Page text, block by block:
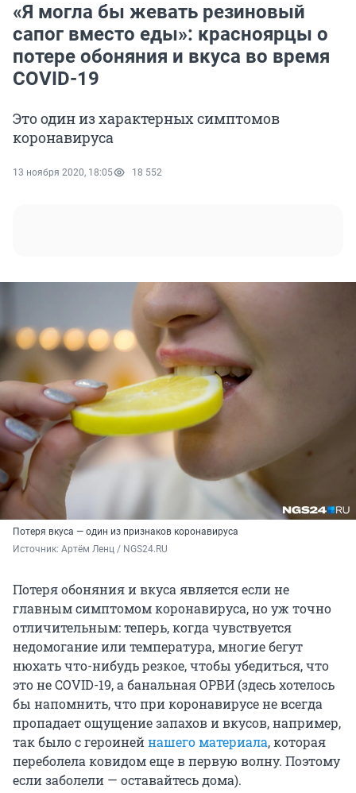
«Я могла бы жевать резиновый
сапог вместо еды»: красноярцы о
потере обоняния и вкуса во время
COVID-19
Это один из характерных симптомов
коронавируса
13 ноября 2020, 18:05 18 552
Потеря вкуса — один из признаков коронавируса
Источник: Артём Ленц / NGS24.RU
Потеря обоняния и вкуса является если не
главным симптомом коронавируса, но уж точно
отличительным: теперь, когда чувствуется
недомогание или температура, многие бегут
нюхать что-нибудь резкое, чтобы убедиться, что
это не COVID-19, а банальная ОРВИ (здесь хотелось
бы напомнить, что при коронавирусе не всегда
пропадает ощущение запахов и вкусов, например,
так было с героинейнашего материала, которая
переболела ковидом еще в первую волну. Поэтому
если заболели — оставайтесь дома).